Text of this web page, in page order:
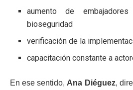
aumento de
bioseguridad
verificación de la
capacitación constante a
En ese sentido, Ana Diéguez,